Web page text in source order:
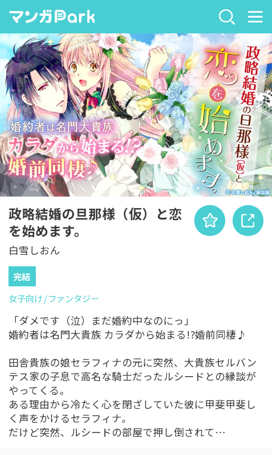
政略結婚の旦那様（仮）と恋
を始めます。
白雪しおん
完結
女子向け ファンタジー
「ダメです（泣）まだ婚約中なのにっ」
婚約者は名門大貴族 カラダから始まる!?婚前同棲♪
田舎貴族の娘セラフィナの元に突然、大貴族セルバン
テス家の子息で高名な騎士だったルシードとの縁談が
やってくる。
ある理由から冷たく心を閉ざしていた彼に甲斐甲斐し
く声をかけるセラフィナ。
だけど突然、ルシードの部屋で押し倒されて…